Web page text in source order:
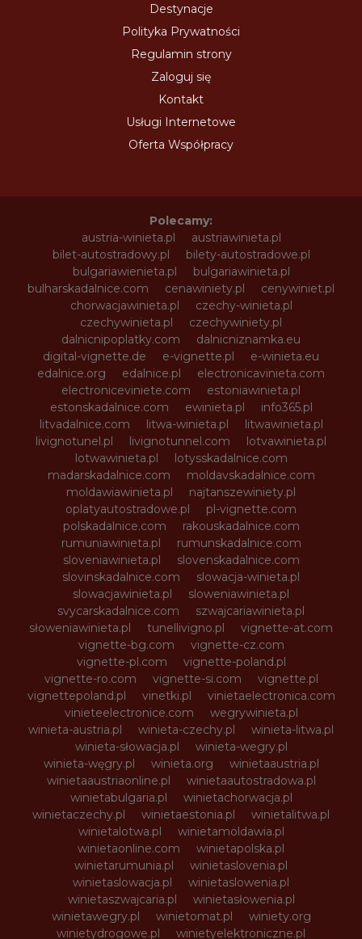
Destynacje
Polityka Prywatności
Regulamin strony
Zaloguj się
Kontakt
Usługi Internetowe
Oferta Współpracy
Polecamy:
austria-winieta.pl
austriawinieta.pl
bilet-autostradowy.pl
bilety-autostradowe.pl
bulgariawienieta.pl
bulgariawinieta.pl
bulharskadalnice.com
cenawiniety.pl
cenywiniet.pl
chorwacjawinieta.pl
czechy-winieta.pl
czechywinieta.pl
czechywiniety.pl
dalnicnipoplatky.com
dalnicniznamka.eu
digital-vignette.de
e-vignette.pl
e-winieta.eu
edalnice.org
edalnice.pl
electronicavinieta.com
electroniceviniete.com
estoniawinieta.pl
estonskadalnice.com
ewinieta.pl
info365.pl
litvadalnice.com
litwa-winieta.pl
litwawinieta.pl
livignotunel.pl
livignotunnel.com
lotvawinieta.pl
lotwawinieta.pl
lotysskadalnice.com
madarskadalnice.com
moldavskadalnice.com
moldawiawinieta.pl
najtanszewiniety.pl
oplatyautostradowe.pl
pl-vignette.com
polskadalnice.com
rakouskadalnice.com
rumuniawinieta.pl
rumunskadalnice.com
sloveniawinieta.pl
slovenskadalnice.com
slovinskadalnice.com
slowacja-winieta.pl
slowacjawinieta.pl
sloweniawinieta.pl
svycarskadalnice.com
szwajcariawinieta.pl
słoweniawinieta.pl
tunellivigno.pl
vignette-at.com
vignette-bg.com
vignette-cz.com
vignette-pl.com
vignette-poland.pl
vignette-ro.com
vignette-si.com
vignette.pl
vignettepoland.pl
vinetki.pl
vinietaelectronica.com
vinieteelectronice.com
wegrywinieta.pl
winieta-austria.pl
winieta-czechy.pl
winieta-litwa.pl
winieta-słowacja.pl
winieta-wegry.pl
winieta-węgry.pl
winieta.org
winietaaustria.pl
winietaaustriaonline.pl
winietaautostradowa.pl
winietabulgaria.pl
winietachorwacja.pl
winietaczechy.pl
winietaestonia.pl
winietalitwa.pl
winietalotwa.pl
winietamoldawia.pl
winietaonline.com
winietapolska.pl
winietarumunia.pl
winietaslovenia.pl
winietaslowacja.pl
winietaslowenia.pl
winietaszwajcaria.pl
winietasłowenia.pl
winietawegry.pl
winietomat.pl
winiety.org
winietydrogowe.pl
winietyelektroniczne.pl